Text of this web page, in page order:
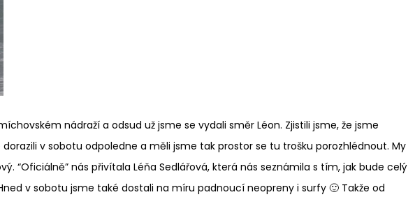
nádraží a odsud už jsme se vydali směr Léon. Zjistili jsme, že jsme
v sobotu odpoledne a měli jsme tak prostor se tu trošku porozhlédnout. My
“Oficiálně” nás přivítala Léňa Sedlářová, která nás seznámila s tím, jak bude celý
v sobotu jsme také dostali na míru padnoucí neopreny i surfy 🙂 Takže od